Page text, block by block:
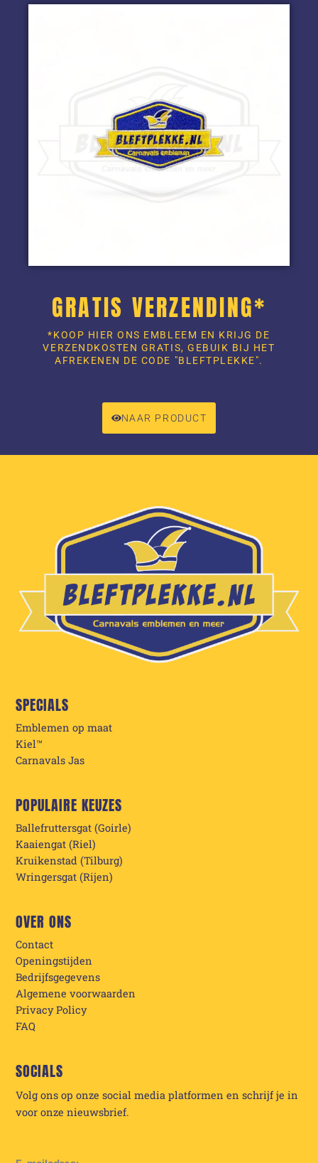
GRATIS VERZENDING*
*KOOP HIER ONS EMBLEEM EN KRIJG DE
VERZENDKOSTEN GRATIS, GEBUIK BIJ HET
AFREKENEN DE CODE "BLEFTPLEKKE".
NAAR PRODUCT
SPECIALS
Emblemen op maat
Kiel™
Carnavals Jas
POPULAIRE KEUZES
Ballefruttersgat (Goirle)
Kaaiengat (Riel)
Kruikenstad (Tilburg)
Wringersgat (Rijen)
OVER ONS
Contact
Openingstijden
Bedrijfsgegevens
Algemene voorwaarden
Privacy Policy
FAQ
SOCIALS
Volg ons op onze social media platformen en schrijf je in
voor onze nieuwsbrief.